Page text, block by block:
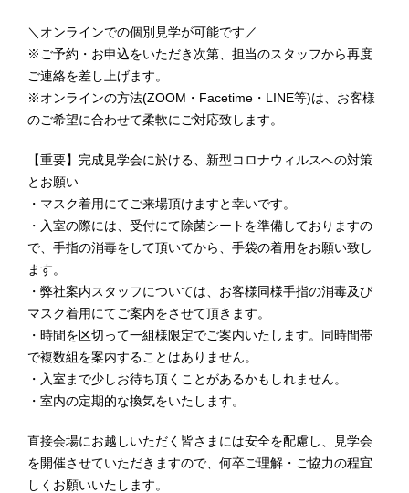
＼オンラインでの個別見学が可能です／
※ご予約・お申込をいただき次第、担当のスタッフから再度
ご連絡を差し上げます。
※オンラインの方法(ZOOM・Facetime・LINE等)は、お客様
のご希望に合わせて柔軟にご対応致します。
【重要】完成見学会に於ける、新型コロナウィルスへの対策
とお願い
・マスク着用にてご来場頂けますと幸いです。
・入室の際には、受付にて除菌シートを準備しておりますの
で、手指の消毒をして頂いてから、手袋の着用をお願い致し
ます。
・弊社案内スタッフについては、お客様同様手指の消毒及び
マスク着用にてご案内をさせて頂きます。
・時間を区切って一組様限定でご案内いたします。同時間帯
で複数組を案内することはありません。
・入室まで少しお待ち頂くことがあるかもしれません。
・室内の定期的な換気をいたします。
直接会場にお越しいただく皆さまには安全を配慮し、見学会
を開催させていただきますので、何卒ご理解・ご協力の程宜
しくお願いいたします。